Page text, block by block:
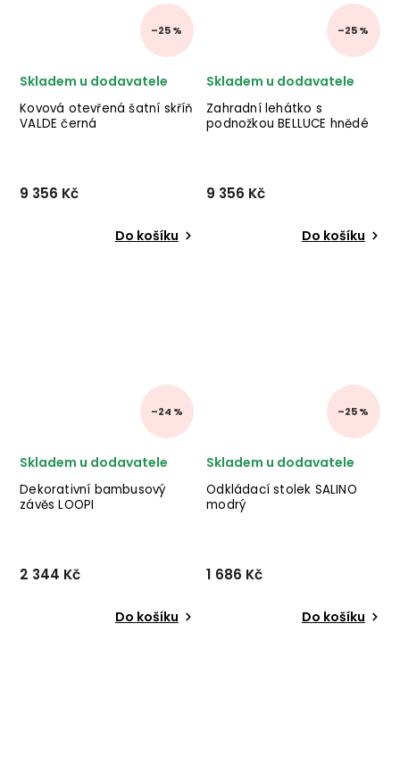
–25 %
Kovová otevřená šatní skříň
VALDE černá
Skladem u dodavatele
9 356 Kč
Do košíku
–25 %
Zahradní lehátko s
podnožkou BELLUCE hnědé
Skladem u dodavatele
9 356 Kč
Do košíku
–24 %
Dekorativní bambusový
závěs LOOPI
Skladem u dodavatele
2 344 Kč
Do košíku
–25 %
Odkládací stolek SALINO
modrý
Skladem u dodavatele
1 686 Kč
Do košíku